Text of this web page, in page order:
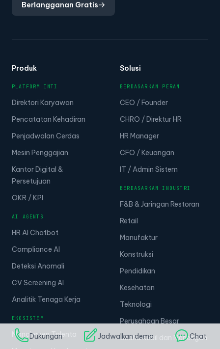
Berlangganan Gratis
Produk
PLATFORM INTI
Direktori Karyawan
Pencatatan Kehadiran
Penjadwalan Cerdas
Mesin Penggajian
Kantor Digital &
Persetujuan
OKR / KPI
AI AGENTS
HR AI Chatbot
Compliance AI
Deteksi Anomali
CV Screening AI
Analitik Tenaga Kerja
EKOSISTEM
Manajemen Talenta
Solusi
BERDASARKAN PERAN
CEO / Founder
CHRO / Direktur HR
HR Manager
CFO / Keuangan
IT / Admin Sistem
BERDASARKAN INDUSTRI
F&B & Jaringan Restoran
Retail
Manufaktur
Konstruksi
Pendidikan
Kesehatan
Teknologi
Perusahaan Besar
Usaha Kecil dan Menengah
Dukungan Jadwalkan demo Chat